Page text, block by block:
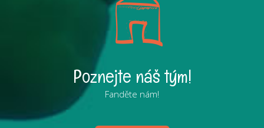
Poznejte náš tým!
Fanděte nám!